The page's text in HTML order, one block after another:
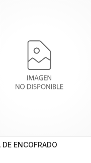
DE ENCOFRADO